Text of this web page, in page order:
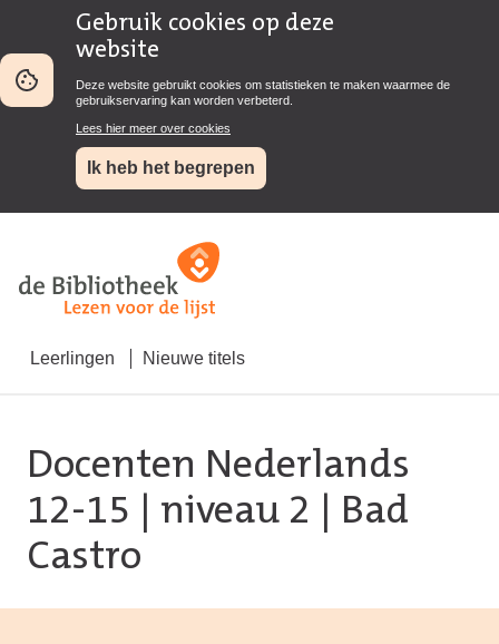
Gebruik cookies op deze
website
Deze website gebruikt cookies om statistieken te maken waarmee de
gebruikservaring kan worden verbeterd.
Lees hier meer over cookies
Ik heb het begrepen
Leerlingen Nieuwe titels
Docenten Nederlands
12-15
niveau 2 | Bad
Castro